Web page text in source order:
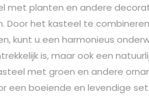
met planten en andere
Door het kasteel te
kunt u een harmonieus
is, maar ook een
met groen en andere
een boeiende en levendige